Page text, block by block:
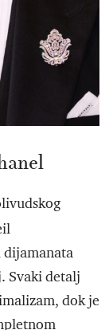
dijamanata
Svaki detalj
dok je